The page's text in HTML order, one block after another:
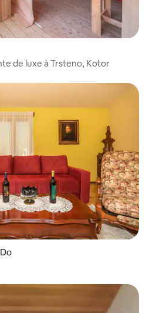
de luxe à Trsteno, Kotor